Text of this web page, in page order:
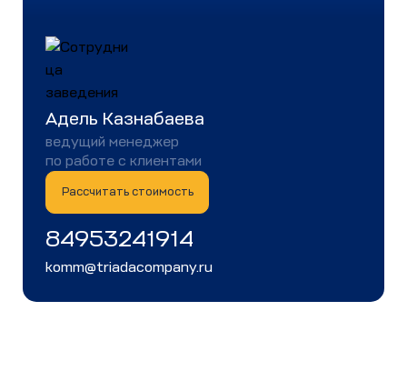
Адель Казнабаева
ведущий менеджер
по работе с клиентами
Рассчитать стоимость
84953241914
komm@triadacompany.ru